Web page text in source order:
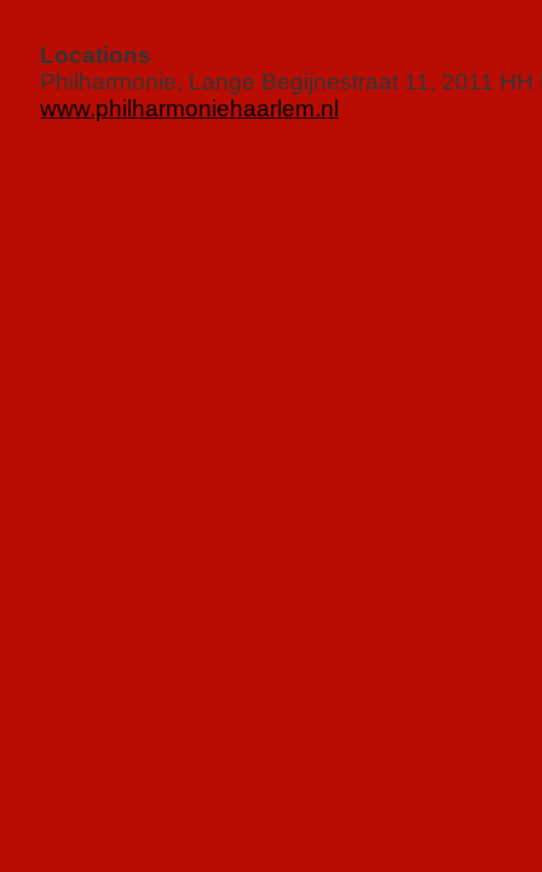
Locations
Philharmonie, Lange Begijnestraat 11, 2011 HH
www.philharmoniehaarlem.nl